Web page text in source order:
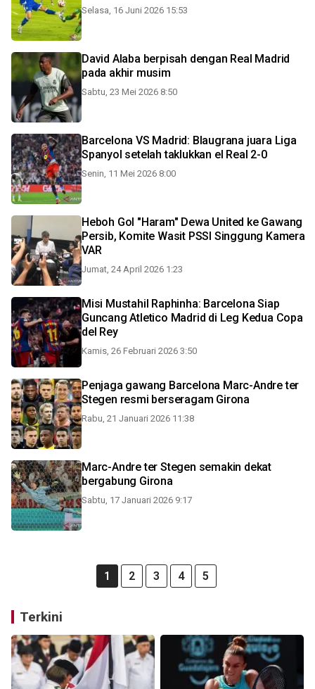
Selasa, 16 Juni 2026 15:53
David Alaba berpisah dengan Real Madrid
pada akhir musim
Sabtu, 23 Mei 2026 8:50
Barcelona VS Madrid: Blaugrana juara Liga
Spanyol setelah taklukkan el Real 2-0
Senin, 11 Mei 2026 8:00
Heboh Gol "Haram" Dewa United ke Gawang
Persib, Komite Wasit PSSI Singgung Kamera
VAR
Jumat, 24 April 2026 1:23
Misi Mustahil Raphinha: Barcelona Siap
Guncang Atletico Madrid di Leg Kedua Copa
del Rey
Kamis, 26 Februari 2026 3:50
Penjaga gawang Barcelona Marc-Andre ter
Stegen resmi berseragam Girona
Rabu, 21 Januari 2026 11:38
Marc-Andre ter Stegen semakin dekat
bergabung Girona
Sabtu, 17 Januari 2026 9:17
1 2 3 4 5
Terkini